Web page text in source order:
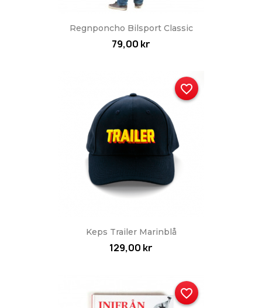
Regnponcho Bilsport Classic
79,00 kr
Keps Trailer Marinblå
129,00 kr
favorite_border
favorite_border